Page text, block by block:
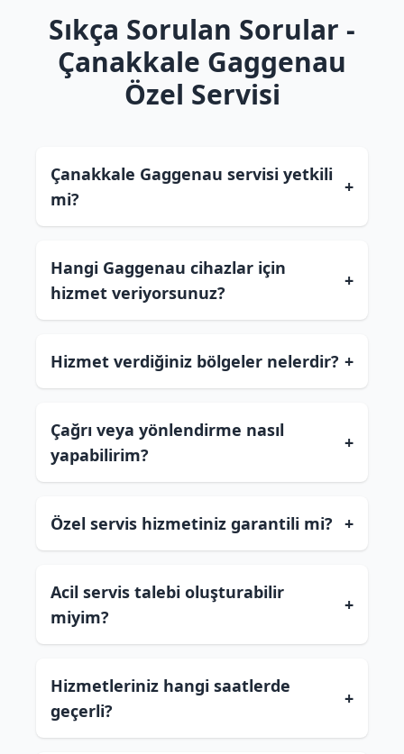
Sıkça Sorulan Sorular -
Çanakkale Gaggenau
Özel Servisi
Çanakkale Gaggenau servisi yetkili
mi?
+
Hangi Gaggenau cihazlar için
hizmet veriyorsunuz?
+
Hizmet verdiğiniz bölgeler nelerdir? +
Çağrı veya yönlendirme nasıl
yapabilirim?
+
Özel servis hizmetiniz garantili mi? +
Acil servis talebi oluşturabilir
miyim?
+
Hizmetleriniz hangi saatlerde
geçerli?
+